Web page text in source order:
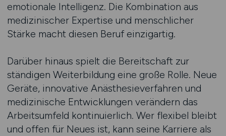
emotionale Intelligenz. Die Kombination aus
medizinischer Expertise und menschlicher
Stärke macht diesen Beruf einzigartig.
Darüber hinaus spielt die Bereitschaft zur
ständigen Weiterbildung eine große Rolle. Neue
Geräte, innovative Anästhesieverfahren und
medizinische Entwicklungen verändern das
Arbeitsumfeld kontinuierlich. Wer flexibel bleibt
und offen für Neues ist, kann seine Karriere als